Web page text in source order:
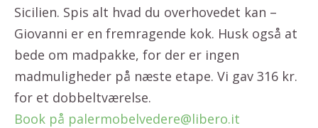
Sicilien. Spis alt hvad du overhovedet kan –
Giovanni er en fremragende kok. Husk også at
bede om madpakke, for der er ingen
madmuligheder på næste etape. Vi gav 316 kr.
for et dobbeltværelse.
Book på palermobelvedere@libero.it